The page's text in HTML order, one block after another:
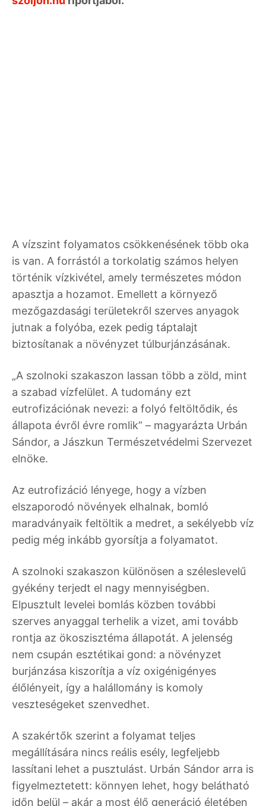
A vízszint folyamatos csökkenésének több oka
is van. A forrástól a torkolatig számos helyen
történik vízkivétel, amely természetes módon
apasztja a hozamot. Emellett a környező
mezőgazdasági területekről szerves anyagok
jutnak a folyóba, ezek pedig táptalajt
biztosítanak a növényzet túlburjánzásának.
„A szolnoki szakaszon lassan több a zöld, mint
a szabad vízfelület. A tudomány ezt
eutrofizációnak nevezi: a folyó feltöltődik, és
állapota évről évre romlik” – magyarázta Urbán
Sándor, a Jászkun Természetvédelmi Szervezet
elnöke.
Az eutrofizáció lényege, hogy a vízben
elszaporodó növények elhalnak, bomló
maradványaik feltöltik a medret, a sekélyebb víz
pedig még inkább gyorsítja a folyamatot.
A szolnoki szakaszon különösen a széleslevelű
gyékény terjedt el nagy mennyiségben.
Elpusztult levelei bomlás közben további
szerves anyaggal terhelik a vizet, ami tovább
rontja az ökoszisztéma állapotát. A jelenség
nem csupán esztétikai gond: a növényzet
burjánzása kiszorítja a víz oxigénigényes
élőlényeit, így a halállomány is komoly
veszteségeket szenvedhet.
A szakértők szerint a folyamat teljes
megállítására nincs reális esély, legfeljebb
lassítani lehet a pusztulást. Urbán Sándor arra is
figyelmeztetett: könnyen lehet, hogy belátható
időn belül – akár a most élő generáció életében